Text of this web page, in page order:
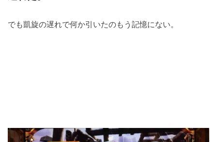
でも凱旋の遅れで何か引いたのもう記憶にない。